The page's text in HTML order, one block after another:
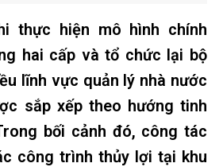
thực hiện mô hình chính
hai cấp và tổ chức lại bộ
lĩnh vực quản lý nhà nước
sắp xếp theo hướng tinh
bối cảnh đó, công tác
công trình thủy lợi tại khu